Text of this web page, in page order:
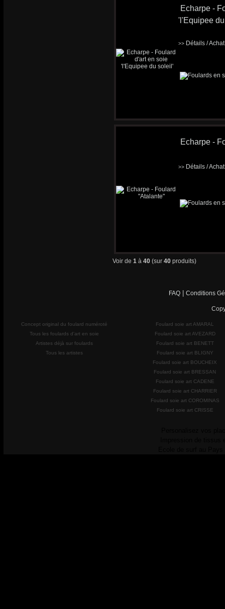
Echarpe -
'l'Equipee
>> Détails /
Echarpe -
>> Détails /
Voir de 1 à 40 (sur 40 produits)
FAQ Conditions
Concept original du foulard numéroté
Tous les foulards d'art en soie
Artistes déjà sur foulards
Tous les artistes
Foulard soie art AMARAL
Foulard soie art AVEZARD
Foulard soie art BENETT
Foulard soie art BLIGNY
Foulard soie art BOUCHEIX
Foulard soie art BRESSAN
Foulard soie art CADENE
Foulard soie art CHARRIER
Foulard soie art COROMINAS
Foulard soie art CRISSE